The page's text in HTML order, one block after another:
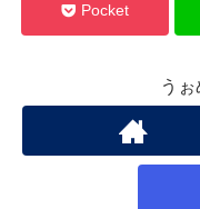
Pocket
う